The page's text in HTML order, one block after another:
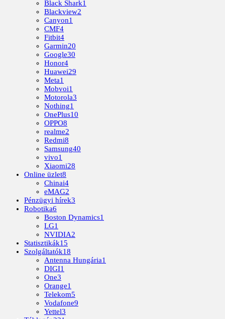
Black Shark1
Blackview2
Canyon1
CMF4
Fitbit4
Garmin20
Google30
Honor4
Huawei29
Meta1
Mobvoi1
Motorola3
Nothing1
OnePlus10
OPPO8
realme2
Redmi8
Samsung40
vivo1
Xiaomi28
Online üzlet8
Chinai4
eMAG2
Pénzügyi hírek3
Robotika6
Boston Dynamics1
LG1
NVIDIA2
Statisztikák15
Szolgáltatók18
Antenna Hungária1
DIGI1
One3
Orange1
Telekom5
Vodafone9
Yettel3